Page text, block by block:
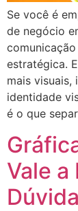
Se você é
de negócio
estratégica.
mais visuais,
identidade
é o que
Vale a